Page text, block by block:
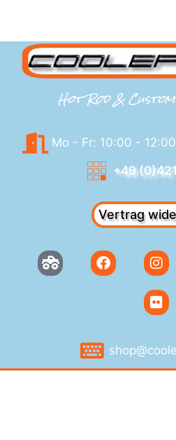
Hot Rod &
Mo - Fr: 10:00 -
+49
Vertrag